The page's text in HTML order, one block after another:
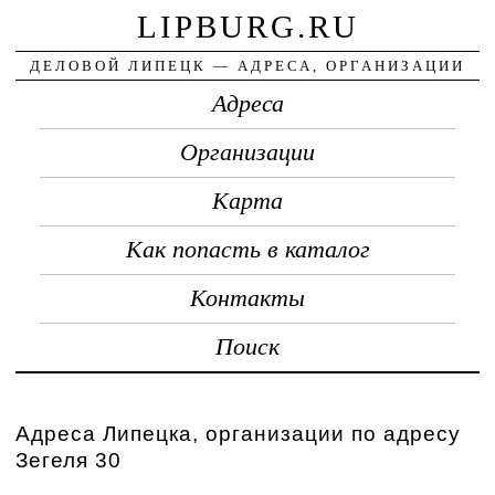
LIPBURG.RU
ДЕЛОВОЙ ЛИПЕЦК — АДРЕСА, ОРГАНИЗАЦИИ
Адреса
Организации
Карта
Как попасть в каталог
Контакты
Поиск
Адреса Липецка, организации по адресу
Зегеля 30